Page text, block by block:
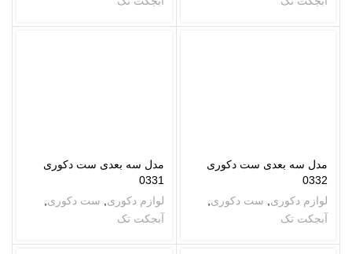
مدل سه بعدی ست دکوری
0332
لوازم دکوری
ست دکوری
آبجکت تک
مدل سه بعدی ست دکوری
0331
لوازم دکوری
ست دکوری
آبجکت تک